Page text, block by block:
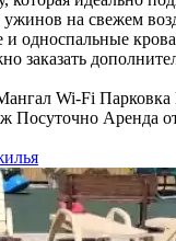
ужинов на свежем
и односпальные
заказать
Wi-Fi Парковка
Посуточно Аренда